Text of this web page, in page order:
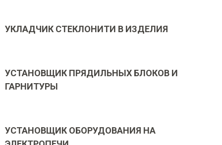
УКЛАДЧИК СТЕКЛОНИТИ В ИЗДЕЛИЯ
УСТАНОВЩИК ПРЯДИЛЬНЫХ БЛОКОВ И
ГАРНИТУРЫ
УСТАНОВЩИК ОБОРУДОВАНИЯ НА